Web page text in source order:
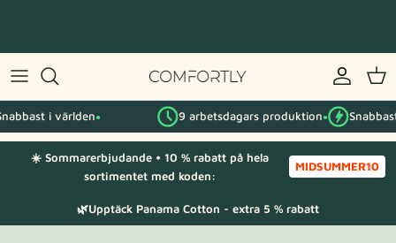
innehåll
Efter IKEA-serie
Efter kategori
Tygprover
i världen● 9 arbetsdagars produktion●
☀️ Sommarerbjudande • 10 % rabatt på hela
sortimentet med koden:
MIDSUMMER10
🌿Upptäck Panama Cotton - extra 5 % rabatt